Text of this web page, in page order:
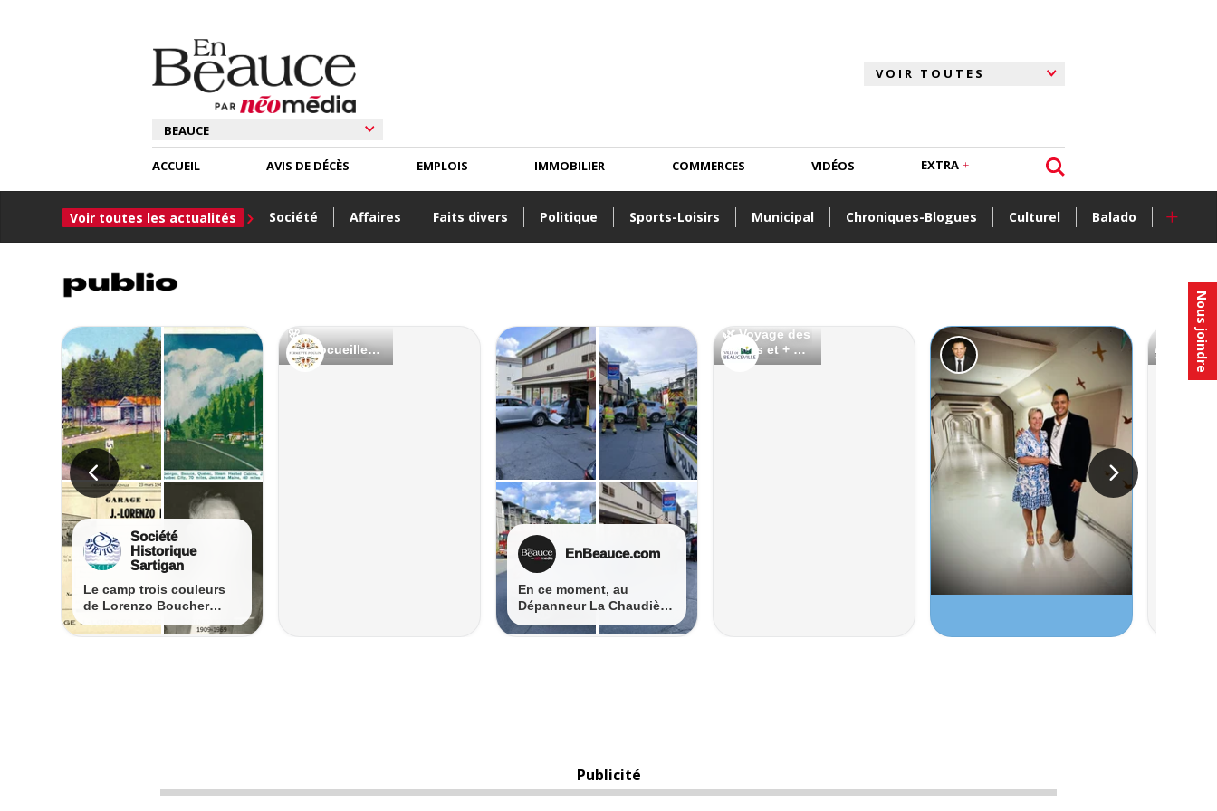
Nous joindre
ACCUEIL
Voir toutes les actualités Société Affaires Faits divers Politique Sports-Loisirs Municipal Chroniques-Blogues Culturel Balado +
AVIS DE DÉCÈS EMPLOIS IMMOBILIER COMMERCES VIDÉOS EXTRA
Publicité